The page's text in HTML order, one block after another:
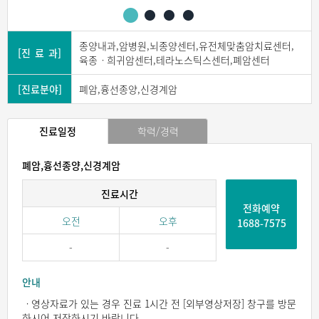
[진 료 과]
종양내과,암병원,뇌종양센터,유전체맞춤암치료센터,
육종ㆍ희귀암센터,테라노스틱스센터,폐암센터
[진료분야] 폐암,흉선종양,신경계암
진료일정 학력/경력
폐암,흉선종양,신경계암
진료시간
오전
오후
-
-
전화예약
1688-7575
안내
ㆍ영상자료가 있는 경우 진료 1시간 전 [외부영상저장] 창구를 방문